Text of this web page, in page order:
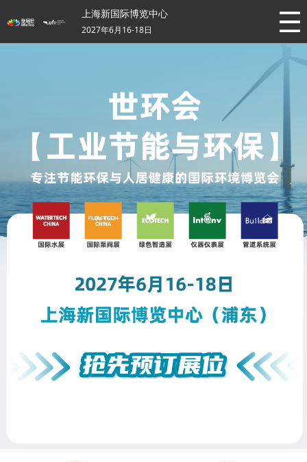
上海新国际博览中心
2027年6月16-18日